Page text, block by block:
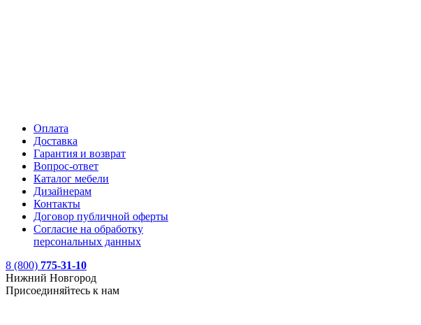
Оплата
Доставка
Гарантия и возврат
Вопрос-ответ
Каталог мебели
Дизайнерам
Контакты
Договор публичной оферты
Согласие на обработку
персональных данных
8 (800) 775-31-10
Нижний Новгород
Присоединяйтесь к нам